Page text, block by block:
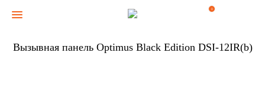
0
Вызывная панель Optimus Black Edition DSI-12IR(b)